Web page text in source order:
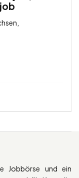
Jobbörse und ein